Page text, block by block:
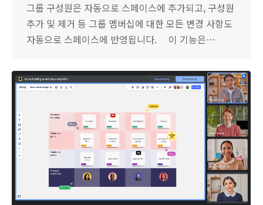
그룹 구성원은 자동으로 스페이스에 추가되고, 구성원
추가 및 제거 등 그룹 멤버십에 대한 모든 변경 사항도
자동으로 스페이스에 반영됩니다. 이 기능은…